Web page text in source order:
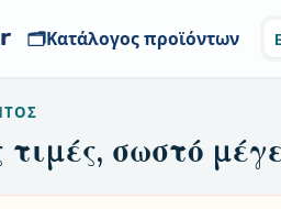
🗂️Κατάλογος προϊόντων
σωστό